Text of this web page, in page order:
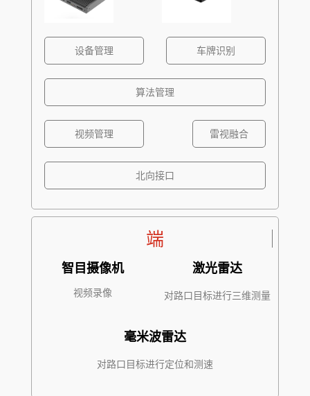
设备管理 车牌识别
算法管理
视频管理 雷视融合
北向接口
端
智目摄像机
视频录像
激光雷达
对路口目标进行三维测量
毫米波雷达
对路口目标进行定位和测速